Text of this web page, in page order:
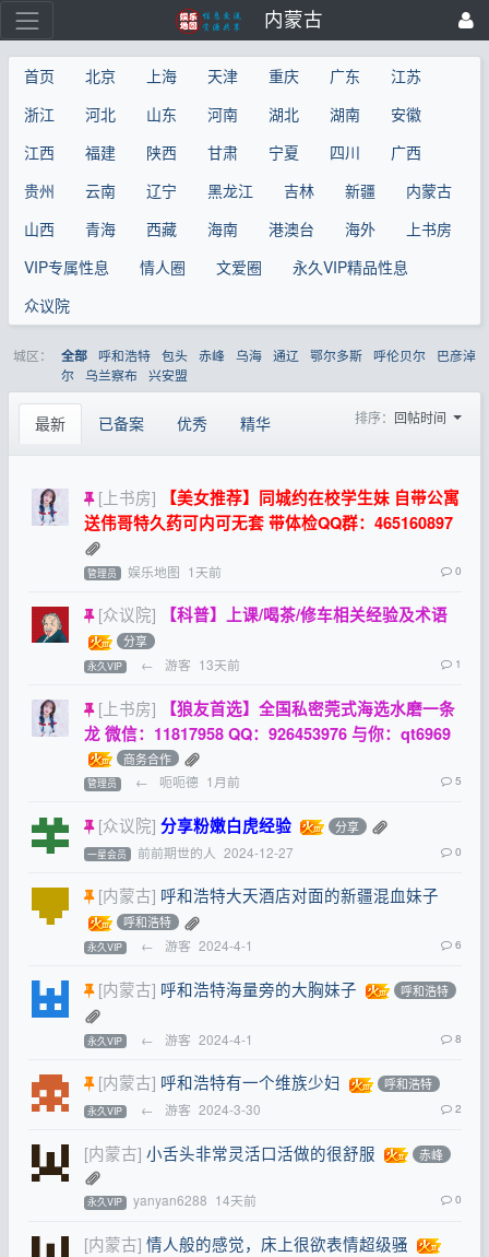
内蒙古
首页 北京 上海 天津 重庆 广东
江苏
浙江
河北 山东 河南 湖北 湖南
安徽
江西
福建 陕西 甘肃 宁夏 四川
广西
贵州
云南 辽宁 黑龙江 吉林 新疆
内蒙古
山西
青海 西藏 海南 港澳台 海外
上书房
VIP专属性息
情人圈 文爱圈
永久VIP精品性息
众议院
城区： 全部 呼和浩特 包头 赤峰 乌海 通辽 鄂尔多斯 呼伦贝尔
巴彦淖
尔
乌兰察布 兴安盟
最新 已备案 优秀 精华 排序： 回帖时间
[上书房]
【美女推荐】同城约在校学生妹 自带公寓
送伟哥特久药可内可无套 带体检QQ群：465160897
管理员 娱乐地图 1天前 0
[众议院] 【科普】上课/喝茶/修车相关经验及术语
分享
永久VIP ← 游客 13天前 1
[上书房]
【狼友首选】全国私密莞式海选水磨一条
龙 微信：11817958 QQ：926453976 与你：qt6969
商务合作
管理员 ← 呃呃德 1月前 5
[众议院] 分享粉嫩白虎经验 分享
一星会员 前前期世的人 2024-12-27 0
[内蒙古] 呼和浩特大天酒店对面的新疆混血妹子
呼和浩特
永久VIP ← 游客 2024-4-1 6
[内蒙古] 呼和浩特海量旁的大胸妹子 呼和浩特
永久VIP ← 游客 2024-4-1 8
[内蒙古] 呼和浩特有一个维族少妇 呼和浩特
永久VIP ← 游客 2024-3-30 2
[内蒙古] 小舌头非常灵活口活做的很舒服 赤峰
永久VIP yanyan6288 14天前 0
[内蒙古] 情人般的感觉，床上很欲表情超级骚